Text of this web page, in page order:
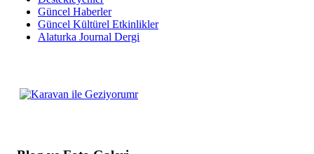
Güncel Haberler
Güncel Kültürel Etkinlikler
Alaturka Journal Dergi